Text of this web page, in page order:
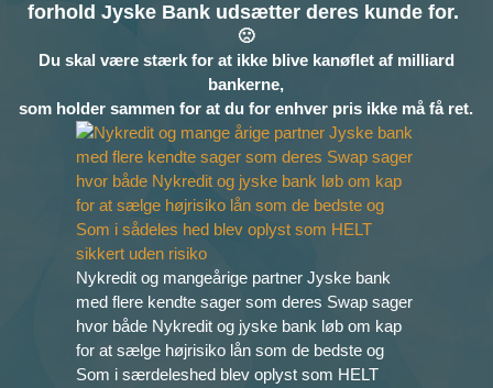
forhold Jyske Bank udsætter deres kunde for.
🙁
Du skal være stærk for at ikke blive kanøflet af milliard
bankerne,
som holder sammen for at du for enhver pris ikke må få ret.
Nykredit og mangeårige partner Jyske bank
med flere kendte sager som deres Swap sager
hvor både Nykredit og jyske bank løb om kap
for at sælge højrisiko lån som de bedste og
Som i særdeleshed blev oplyst som HELT